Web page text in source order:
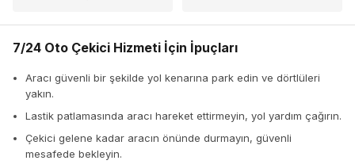
7/24 Oto Çekici Hizmeti İçin İpuçları
Aracı güvenli bir şekilde yol kenarına park edin ve dörtlüleri
yakın.
Lastik patlamasında aracı hareket ettirmeyin, yol yardım çağırın.
Çekici gelene kadar aracın önünde durmayın, güvenli
mesafede bekleyin.